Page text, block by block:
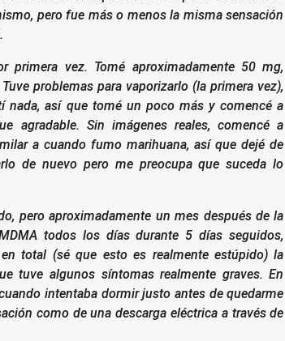
pero fue más o menos la misma sensación
primera vez. Tomé aproximadamente 50 mg,
problemas para vaporizarlo (la primera vez),
nada, así que tomé un poco más y comencé a
agradable. Sin imágenes reales, comencé a
a cuando fumo marihuana, así que dejé de
de nuevo pero me preocupa que suceda lo
pero aproximadamente un mes después de la
todos los días durante 5 días seguidos,
total (sé que esto es realmente estúpido) la
tuve algunos síntomas realmente graves.En
intentaba dormir justo antes de quedarme
como de una descarga eléctrica a través de